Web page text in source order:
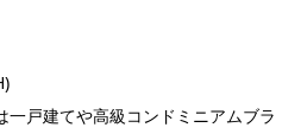
一戸建てや高級コンドミニアムブラ